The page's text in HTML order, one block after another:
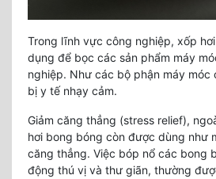
Trong lĩnh vực công nghiệp, xốp
dụng để bọc các sản phẩm máy
nghiệp. Như các bộ phận máy móc
bị y tế nhạy cảm.
Giảm căng thẳng (stress relief),
hơi bong bóng còn được dùng như
căng thẳng. Việc bóp nổ các bong
động thú vị và thư giãn, thường